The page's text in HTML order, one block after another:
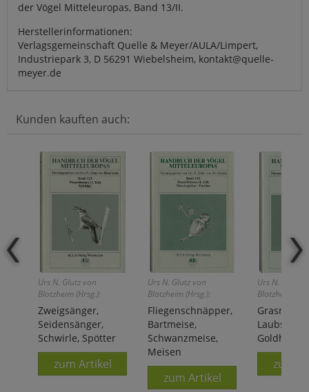
der Vögel Mitteleuropas, Band 13/II.
Herstellerinformationen:
Verlagsgemeinschaft Quelle & Meyer/AULA/Limpert,
Industriepark 3, D 56291 Wiebelsheim, kontakt@quelle-
meyer.de
Kunden kauften auch:
Urs N. Glutz von
Blotzheim (Hrsg.):
Zweigsänger,
Seidensänger,
Schwirle, Spötter
zum Artikel
Urs N. Glutz von
Blotzheim (Hrsg.):
Fliegenschnäpper,
Bartmeise,
Schwanzmeise,
Meisen
zum Artikel
Urs N. Glutz
Blotzheim
zum